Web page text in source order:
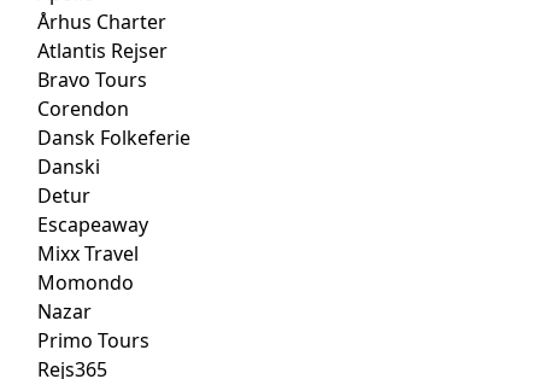
Århus Charter
Atlantis Rejser
Bravo Tours
Corendon
Dansk Folkeferie
Danski
Detur
Escapeaway
Mixx Travel
Momondo
Nazar
Primo Tours
Rejs365